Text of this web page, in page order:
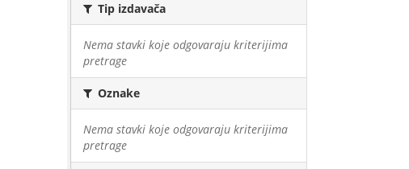
Tip izdavača
Nema stavki koje odgovaraju kriterijima
pretrage
Oznake
Nema stavki koje odgovaraju kriterijima
pretrage